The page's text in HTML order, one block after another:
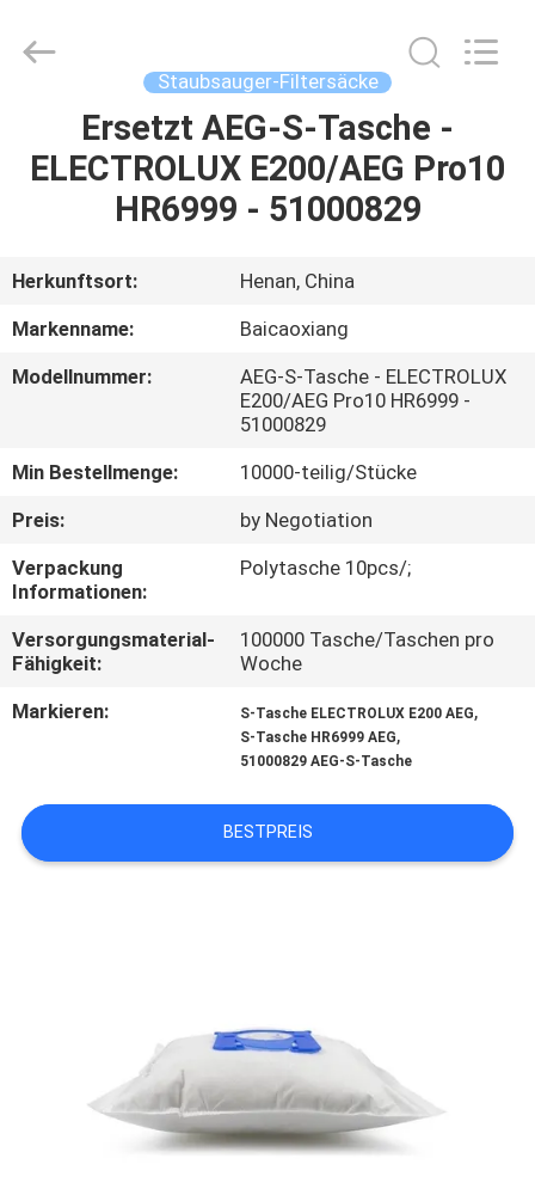
HAUS
PRODUKTE
ÜBER
UNS
FABRIK-
QUALITÄTSKONTROLLE
TRETEN
SIE
MIT
UNS
VERBINDUNG
FORDERN
SITEMAP
Rights
Reserved.
Staubsauger-Filtersäcke
Ersetzt AEG-S-Tasche -
ELECTROLUX E200/AEG Pro10
HR6999 - 51000829
Herkunftsort:
Henan, China
Markenname:
Baicaoxiang
Modellnummer:
AEG-S-Tasche - ELECTROLUX
E200/AEG Pro10 HR6999 -
51000829
Min Bestellmenge:
10000-teilig/Stücke
Preis:
by Negotiation
Verpackung
Informationen:
Polytasche 10pcs/;
Versorgungsmaterial-
Fähigkeit:
100000 Tasche/Taschen pro
Woche
Markieren:
S-Tasche ELECTROLUX E200 AEG,
S-Tasche HR6999 AEG,
51000829 AEG-S-Tasche
BESTPREIS